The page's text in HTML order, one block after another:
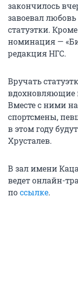
закончилось
завоевал
статуэтки.
номинация —
редакция НГС.
Вручать
вдохновляющие
Вместе с ними
спортсмены,
в этом году
Хрусталев.
В зал имени
ведет онлайн-
поссылке.